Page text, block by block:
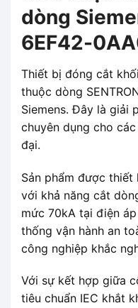
dòng
6EF42-
Thiết bị đóng cắt khối
thuộc dòng
Siemens. Đây là giải
chuyên dụng cho
đại.
Sản phẩm được thiết
với khả năng cắt
mức 70kA tại điện
thống vận hành an
công nghiệp khắc
Với sự kết hợp giữa
tiêu chuẩn IEC khắt